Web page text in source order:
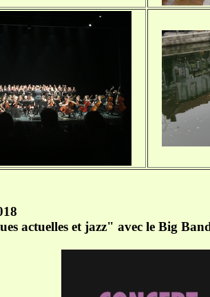
actuelles et jazz" avec le Big